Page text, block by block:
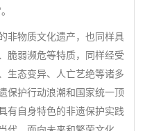
物质文化遗产，也同样具
脆弱濒危等特质，同样经受
生态变异、人亡艺绝等诸多
保护行动浪潮和国家统一顶
有自身特色的非遗保护实践